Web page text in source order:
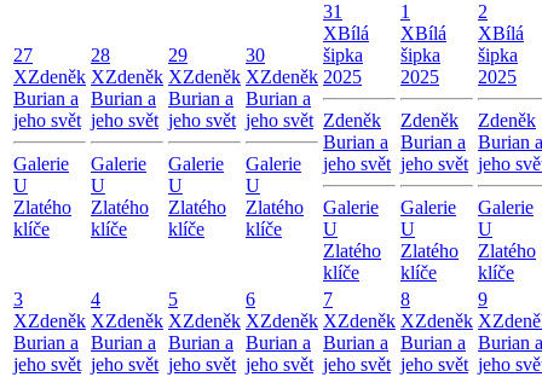
27
XZdeněk
Burian a
jeho svět
Galerie
U
Zlatého
klíče
28
XZdeněk
Burian a
jeho svět
Galerie
U
Zlatého
klíče
29
XZdeněk
Burian a
jeho svět
Galerie
U
Zlatého
klíče
30
XZdeněk
Burian a
jeho svět
Galerie
U
Zlatého
klíče
31
XBílá
šipka
2025
Zdeněk
Burian a
jeho svět
Galerie
U
Zlatého
klíče
1
XBílá
šipka
2025
Zdeněk
Burian a
jeho svět
Galerie
U
Zlatého
klíče
2
XBílá
šipka
2025
Zdeněk
Burian a
jeho
Galerie
U
Zlatého
klíče
3
XZdeněk
Burian a
jeho svět
4
XZdeněk
Burian a
jeho svět
5
XZdeněk
Burian a
jeho svět
6
XZdeněk
Burian a
jeho svět
7
XZdeněk
Burian a
jeho svět
8
XZdeněk
Burian a
jeho svět
9
X
Burian a
jeho